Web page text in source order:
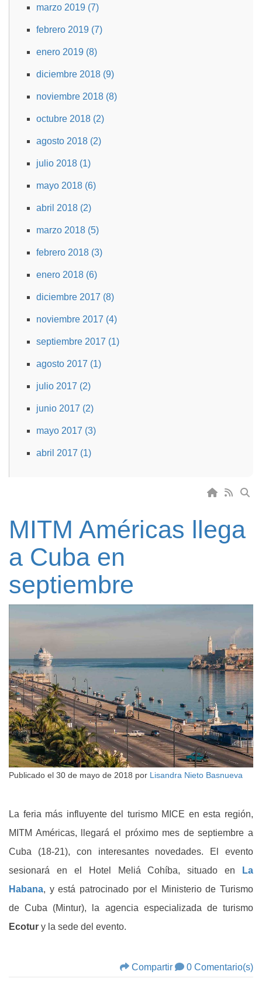
marzo 2019 (7)
febrero 2019 (7)
enero 2019 (8)
diciembre 2018 (9)
noviembre 2018 (8)
octubre 2018 (2)
agosto 2018 (2)
julio 2018 (1)
mayo 2018 (6)
abril 2018 (2)
marzo 2018 (5)
febrero 2018 (3)
enero 2018 (6)
diciembre 2017 (8)
noviembre 2017 (4)
septiembre 2017 (1)
agosto 2017 (1)
julio 2017 (2)
junio 2017 (2)
mayo 2017 (3)
abril 2017 (1)
MITM Américas llega
a Cuba en
septiembre
Publicado el 30 de mayo de 2018 por Lisandra Nieto Basnueva
La feria más influyente del turismo MICE en esta región,
MITM Américas, llegará el próximo mes de septiembre a
Cuba (18-21), con interesantes novedades. El evento
sesionará en el Hotel Meliá Cohíba, situado en
La
Habana, y está patrocinado por el Ministerio de Turismo
de Cuba (Mintur), la agencia especializada de turismo
Ecotur y la sede del evento.
Compartir 0 Comentario(s)